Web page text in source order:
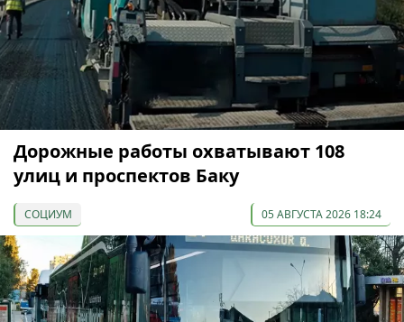
Дорожные работы охватывают 108
улиц и проспектов Баку
СОЦИУМ 05 АВГУСТА 2026 18:24